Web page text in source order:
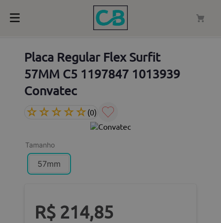
Placa Regular Flex Surfit
57MM C5 1197847 1013939
Convatec
☆☆☆☆☆(0)
Tamanho
57mm
R$ 214,85